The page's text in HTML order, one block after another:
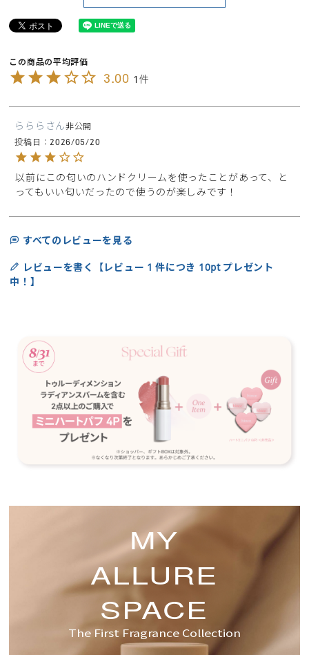
3.00 1
ららら
非公開
投稿日
2026/05/20
以前にこの匂いのハンドクリームを使ったことがあって、と
ってもいい匂いだったので使うのが楽しみです！
すべてのレビューを見る
レビューを書く【レビュー 1 件につき 10pt プレゼント
中！】
MY
ALLURE
SPACE
The First Fragrance Collection